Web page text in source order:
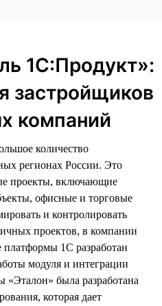
1С:Продукт»:
застройщиков
компаний
количество
регионах России. Это
проекты, включающие
офисные и торговые
и контролировать
проектов, в компании
1С разработан
модуля и интеграции
была разработана
которая дает